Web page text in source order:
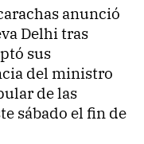
anunció
Delhi tras
sus
del ministro
de las
sábado el fin de